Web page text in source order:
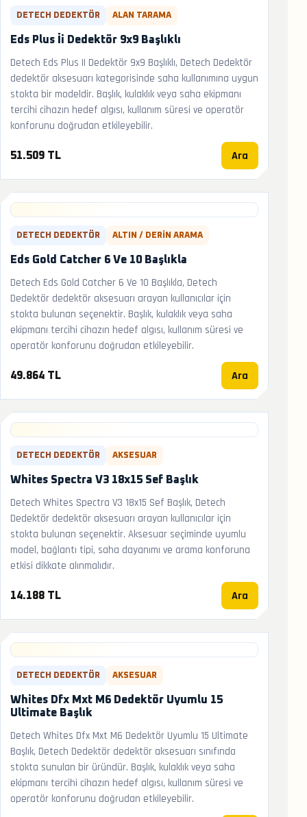
DETECH DEDEKTÖR ALAN TARAMA
Eds Plus İi Dedektör 9x9 Başlıklı
Detech Eds Plus II Dedektör 9x9 Başlıklı, Detech Dedektör
dedektör aksesuarı kategorisinde saha kullanımına uygun
stokta bir modeldir. Başlık, kulaklık veya saha ekipmanı
tercihi cihazın hedef algısı, kullanım süresi ve operatör
konforunu doğrudan etkileyebilir.
51.509 TL Ara
DETECH DEDEKTÖR ALTIN / DERIN ARAMA
Eds Gold Catcher 6 Ve 10 Başlıkla
Detech Eds Gold Catcher 6 Ve 10 Başlıkla, Detech
Dedektör dedektör aksesuarı arayan kullanıcılar için
stokta bulunan seçenektir. Başlık, kulaklık veya saha
ekipmanı tercihi cihazın hedef algısı, kullanım süresi ve
operatör konforunu doğrudan etkileyebilir.
49.864 TL Ara
DETECH DEDEKTÖR AKSESUAR
Whites Spectra V3 18x15 Sef Başlık
Detech Whites Spectra V3 18x15 Sef Başlık, Detech
Dedektör dedektör aksesuarı arayan kullanıcılar için
stokta bulunan seçenektir. Aksesuar seçiminde uyumlu
model, bağlantı tipi, saha dayanımı ve arama konforuna
etkisi dikkate alınmalıdır.
14.188 TL Ara
DETECH DEDEKTÖR AKSESUAR
Whites Dfx Mxt M6 Dedektör Uyumlu 15
Ultimate Başlık
Detech Whites Dfx Mxt M6 Dedektör Uyumlu 15 Ultimate
Başlık, Detech Dedektör dedektör aksesuarı sınıfında
stokta sunulan bir üründür. Başlık, kulaklık veya saha
ekipmanı tercihi cihazın hedef algısı, kullanım süresi ve
operatör konforunu doğrudan etkileyebilir.